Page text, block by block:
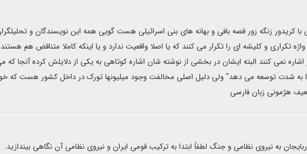
کریدور زنگه زور قصه بافی و بهانه های بنی اسرائیلی هست گویی همه این نویسندگان و
هدایت می شوند همه شان فقط ۴-۵ کد واژه تکراری و کلیشه ای را تکرار می کنند که یا اصلا واقعیت ندارد و یا اینکه کاملا متناقض هم
نمی کنند البته ایشان در بخشی از نوشته شان اشاره کوتاهی به یکی از دلایلش کرده آنجا که
را به شدت توسعه می دهد" ولی دلیل اصلی مخالفت وجود میلیونها تورک در داخل کشور هست که
هژمونی زبان فارسی
به نیروی نظامی و جنگ لطفاً ابتدا به ترکیب قومی ایران و نیروی نظامی آن نگاهی بیندازید.